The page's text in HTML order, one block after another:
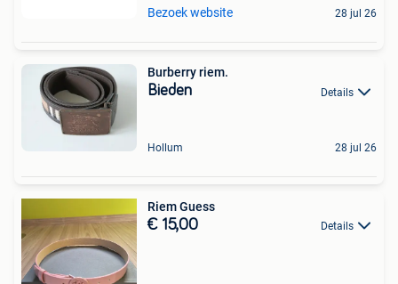
Bezoek website 28 jul 26
Burberry riem.
Bieden Details
Hollum 28 jul 26
Riem Guess
€ 15,00 Details